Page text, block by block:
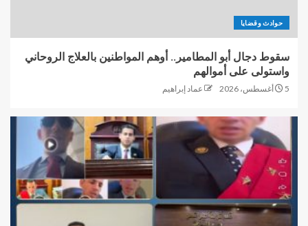
حوادث وقضايا
سقوط دجال أبو المطامير.. أوهم المواطنين بالعلاج الروحاني
واستولى على أموالهم
5 أغسطس، 2026 عماد إبراهيم